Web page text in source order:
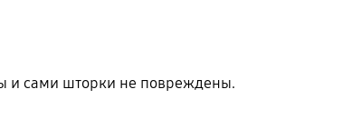
и сами шторки не повреждены.